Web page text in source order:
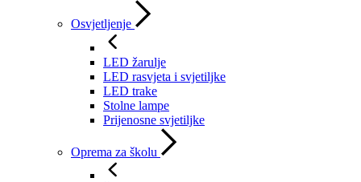
Osvjetljenje
LED žarulje
LED rasvjeta i svjetiljke
LED trake
Stolne lampe
Prijenosne svjetiljke
Oprema za školu